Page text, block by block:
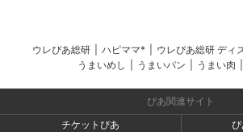
ウレぴあ総研 ハピママ* ウレぴあ総研 ディ
うまいめし
うまいパン うまい肉
ぴあ関連サイト
チケットぴあ